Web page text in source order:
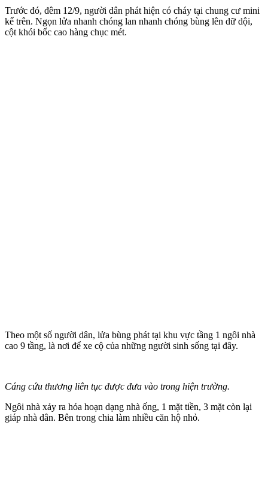
Trước đó, đêm 12/9, người dân phát hiện có cháy tại chung cư mini
kể trên. Ngọn lửa nhanh chóng lan nhanh chóng bùng lên dữ dội,
cột khói bốc cao hàng chục mét.
Theo một số người dân, lửa bùng phát tại khu vực tầng 1 ngôi nhà
cao 9 tầng, là nơi để xe cộ của những người sinh sống tại đây.
Cáng cứu thương liên tục được đưa vào trong hiện trường.
Ngôi nhà xảy ra hỏa hoạn dạng nhà ống, 1 mặt tiền, 3 mặt còn lại
giáp nhà dân. Bên trong chia làm nhiều căn hộ nhỏ.